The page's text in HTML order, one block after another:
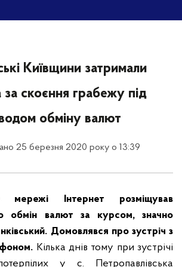
Київщини затримали
за скоєння грабежу під
обміну валют
25 березня 2020 року о 13:39
мережі Інтернет розміщував
обмін валют за курсом, значно
Домовлявся про зустріч з
Кілька днів тому при зустрічі
у с. Петропавлівська